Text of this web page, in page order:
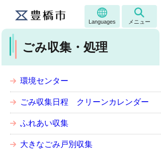
Languages メニュー
ごみ収集・処理
環境センター
ごみ収集日程 クリーンカレンダー
ふれあい収集
大きなごみ戸別収集